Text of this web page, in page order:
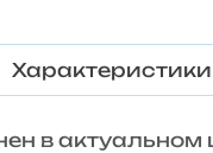
Характеристики
в актуальном